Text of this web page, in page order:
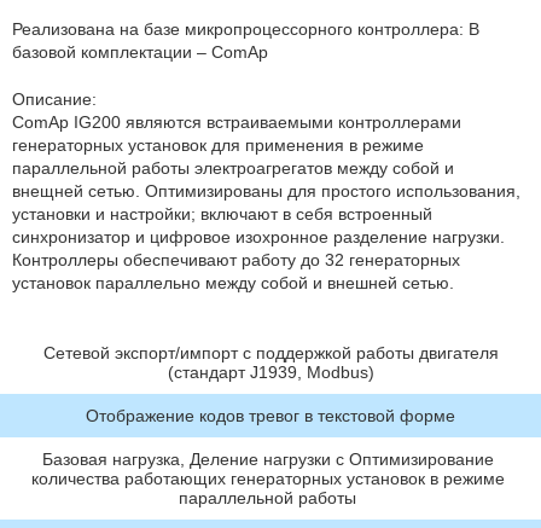
Реализована на базе микропроцессорного контроллера: В
базовой комплектации – ComAp
Описание:
ComAp IG200 являются встраиваемыми контроллерами
генераторных установок для применения в режиме
параллельной работы электроагрегатов между собой и
внещней сетью. Оптимизированы для простого использования,
установки и настройки; включают в себя встроенный
синхронизатор и цифровое изохронное разделение нагрузки.
Контроллеры обеспечивают работу до 32 генераторных
установок параллельно между собой и внешней сетью.
Сетевой экспорт/импорт c поддержкой работы двигателя
(стандарт J1939, Modbus)
Отображение кодов тревог в текстовой форме
Базовая нагрузка, Деление нагрузки c Оптимизирование
количества работающих генераторных установок в режиме
параллельной работы